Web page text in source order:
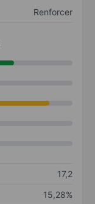
Renforcer
17,2
15,28%